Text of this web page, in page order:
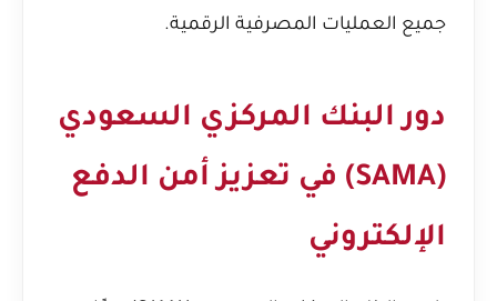
جميع العمليات المصرفية الرقمية.
دور البنك المركزي السعودي
(SAMA) في تعزيز أمن الدفع
الإلكتروني